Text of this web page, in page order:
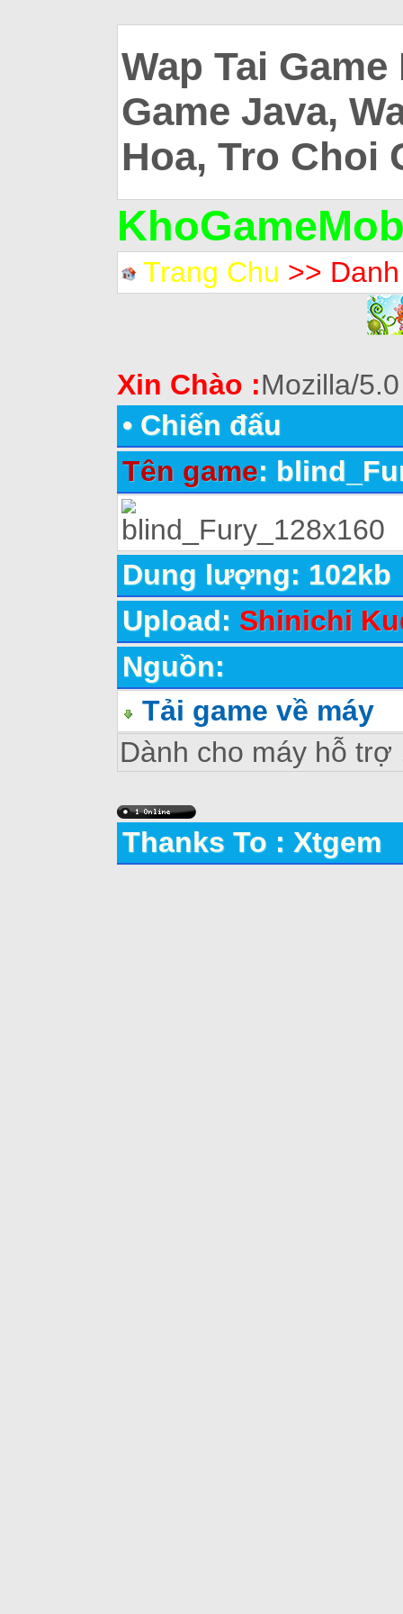
Wap Tai
Game Java,
Hoa, Tro Choi
Trang Chu >>
Xin Chào :Mozilla/5.0
• Chiến đấu
Tên game:
Dung lượng: 102kb
Upload: Shinichi
Nguồn:
Tải game về máy
Dành cho máy hỗ trợ
Thanks To : Xtgem